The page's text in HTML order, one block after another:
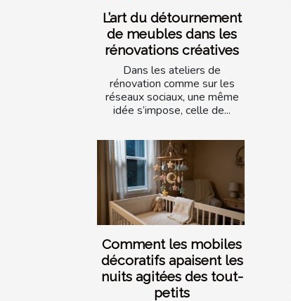
L’art du détournement
de meubles dans les
rénovations créatives
Dans les ateliers de
rénovation comme sur les
réseaux sociaux, une même
idée s’impose, celle de...
Comment les mobiles
décoratifs apaisent les
nuits agitées des tout-
petits